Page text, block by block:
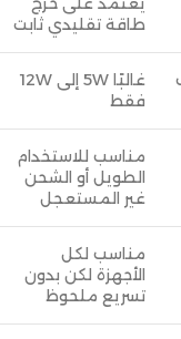
طاقة تقليدي ثابت
غالبًا 5W إلى 12W
فقط
مناسب للاستخدام
الطويل أو الشحن
غير المستعجل
مناسب لكل
الأجهزة لكن بدون
تسريع ملحوظ